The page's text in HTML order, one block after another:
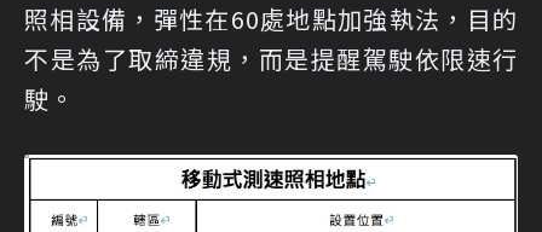
照相設備，彈性在60處地點加強執法，目的
不是為了取締違規，而是提醒駕駛依限速行
駛。